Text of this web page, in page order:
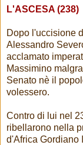
L'ASCESA (238)
Dopo l'uccisione
Alessandro
acclamato
Massimino
Senato nè il
volessero.
Contro di lui nel
ribellarono nella
d'Africa Gordiano